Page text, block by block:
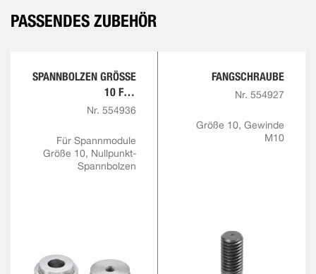
PASSENDES ZUBEHÖR
SPANNBOLZEN GRÖSSE 1
0 FÜR F
ANGSCHRAUBE M10
Nr. 554936
Für Spannmodule
Größe 10, Nullpunkt-
Spannbolzen
FANGSCHRAUBE
Nr. 554927
Größe 10, Gewinde
M10